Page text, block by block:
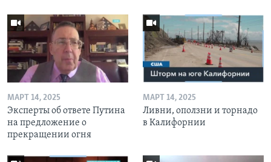
МАРТ 14, 2025
Эксперты об ответе Путина
на предложение о
прекращении огня
МАРТ 14, 2025
Ливни, оползни и торнадо
в Калифорнии